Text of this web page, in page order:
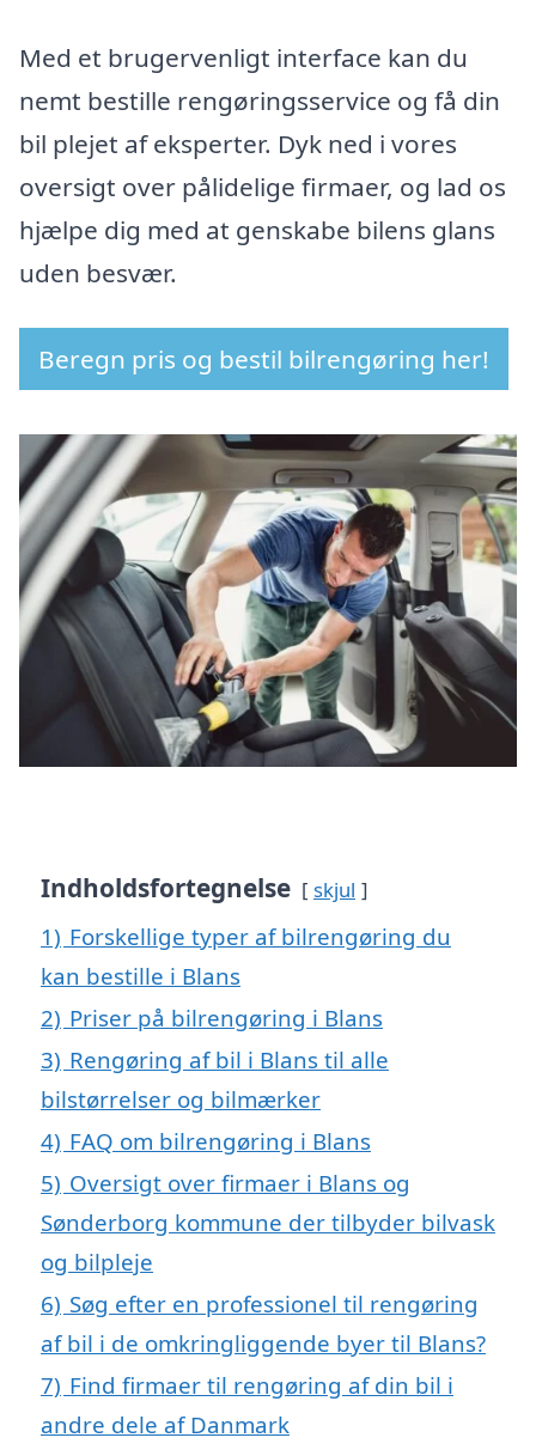
Med et brugervenligt interface kan du
nemt bestille rengøringsservice og få din
bil plejet af eksperter. Dyk ned i vores
oversigt over pålidelige firmaer, og lad os
hjælpe dig med at genskabe bilens glans
uden besvær.
Beregn pris og bestil bilrengøring her!
Indholdsfortegnelse skjul
1) Forskellige typer af bilrengøring du
kan bestille i Blans
2) Priser på bilrengøring i Blans
3) Rengøring af bil i Blans til alle
bilstørrelser og bilmærker
4) FAQ om bilrengøring i Blans
5) Oversigt over firmaer i Blans og
Sønderborg kommune der tilbyder bilvask
og bilpleje
6) Søg efter en professionel til rengøring
af bil i de omkringliggende byer til Blans?
7) Find firmaer til rengøring af din bil i
andre dele af Danmark